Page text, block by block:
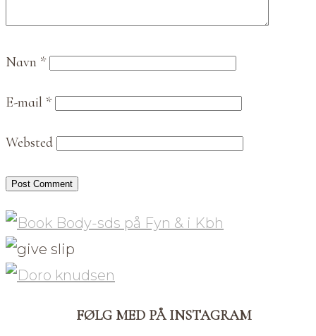
Navn *
E-mail *
Websted
FØLG MED PÅ INSTAGRAM